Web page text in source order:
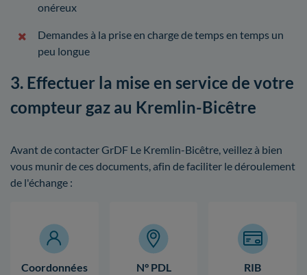
onéreux
Demandes à la prise en charge de temps en temps un
peu longue
3. Effectuer la mise en service de votre
compteur gaz au Kremlin-Bicêtre
Avant de contacter GrDF Le Kremlin-Bicêtre, veillez à bien
vous munir de ces documents, afin de faciliter le déroulement
de l'échange :
Coordonnées N° PDL RIB